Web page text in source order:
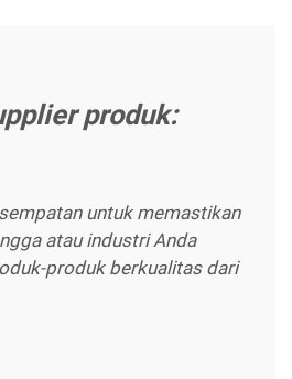
produk:
untuk memastikan
atau industri Anda
produk berkualitas dari